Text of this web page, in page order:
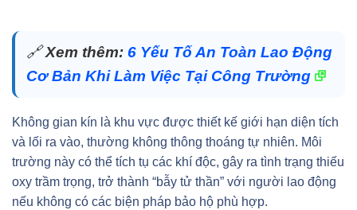
🔗Xem thêm: 6 Yếu Tố An Toàn Lao Động
Cơ Bản Khi Làm Việc Tại Công Trường
Không gian kín là khu vực được thiết kế giới hạn diện tích
và lối ra vào, thường không thông thoáng tự nhiên. Môi
trường này có thể tích tụ các khí độc, gây ra tình trạng thiếu
oxy trầm trọng, trở thành “bẫy tử thần” với người lao động
nếu không có các biện pháp bảo hộ phù hợp.